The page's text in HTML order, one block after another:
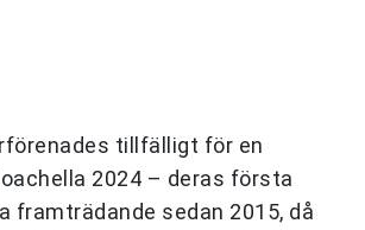
tillfälligt för en
2024 – deras första
framträdande sedan 2015, då